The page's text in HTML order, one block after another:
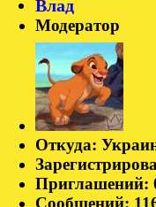
Влад
Модератор
Откуда:
Приглашений:
Сообщений: